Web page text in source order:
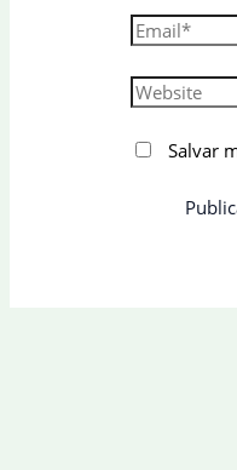
Email*
Website
Salvar